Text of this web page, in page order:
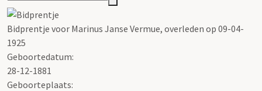
Bidprentje voor Marinus Janse Vermue, overleden op 09-04-
1925
Geboortedatum:
28-12-1881
Geboorteplaats: